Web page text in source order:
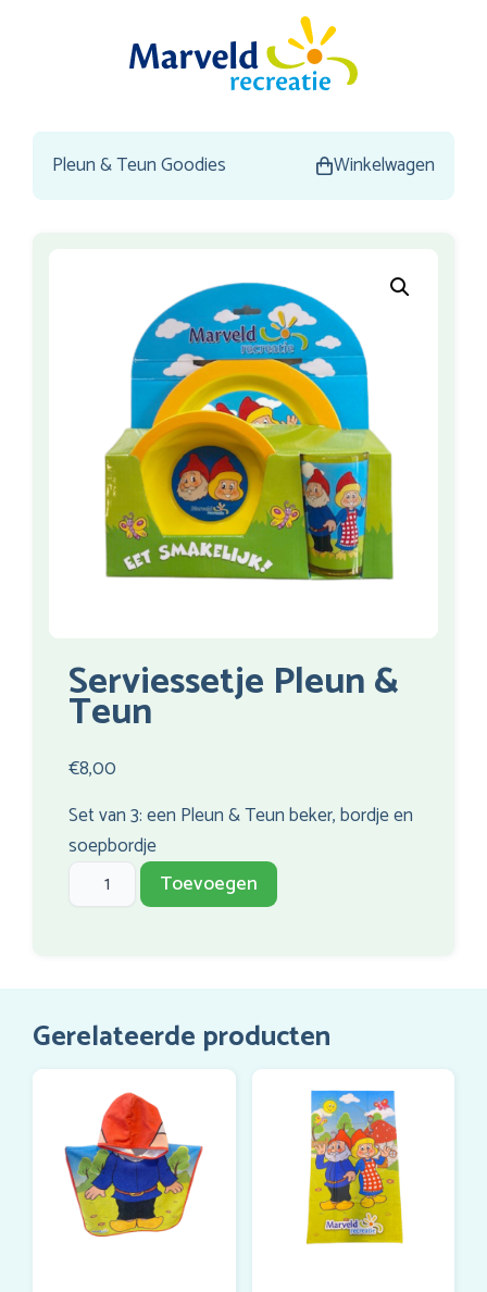
Pleun & Teun Goodies Winkelwagen
Serviessetje Pleun &
Teun
€8,00
Set van 3: een Pleun & Teun beker, bordje en
soepbordje
Serviessetje Toevoegen
Gerelateerde producten